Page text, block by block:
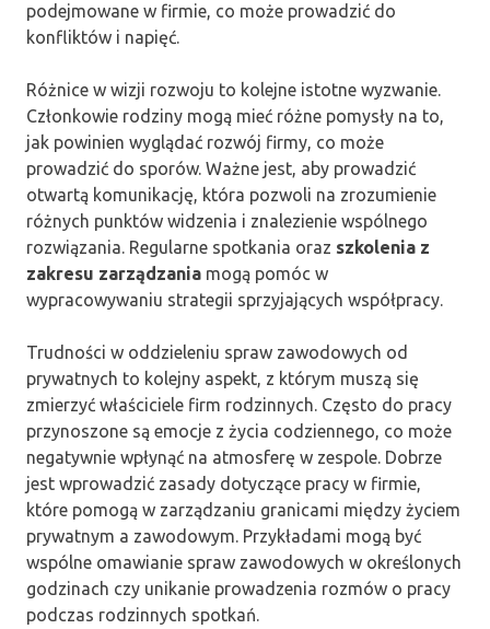
podejmowane w firmie, co może prowadzić do
konfliktów i napięć.
Różnice w wizji rozwoju to kolejne istotne wyzwanie.
Członkowie rodziny mogą mieć różne pomysły na to,
jak powinien wyglądać rozwój firmy, co może
prowadzić do sporów. Ważne jest, aby prowadzić
otwartą komunikację, która pozwoli na zrozumienie
różnych punktów widzenia i znalezienie wspólnego
rozwiązania. Regularne spotkania oraz szkolenia z
zakresu zarządzania mogą pomóc w
wypracowywaniu strategii sprzyjających współpracy.
Trudności w oddzieleniu spraw zawodowych od
prywatnych to kolejny aspekt, z którym muszą się
zmierzyć właściciele firm rodzinnych. Często do pracy
przynoszone są emocje z życia codziennego, co może
negatywnie wpłynąć na atmosferę w zespole. Dobrze
jest wprowadzić zasady dotyczące pracy w firmie,
które pomogą w zarządzaniu granicami między życiem
prywatnym a zawodowym. Przykładami mogą być
wspólne omawianie spraw zawodowych w określonych
godzinach czy unikanie prowadzenia rozmów o pracy
podczas rodzinnych spotkań.